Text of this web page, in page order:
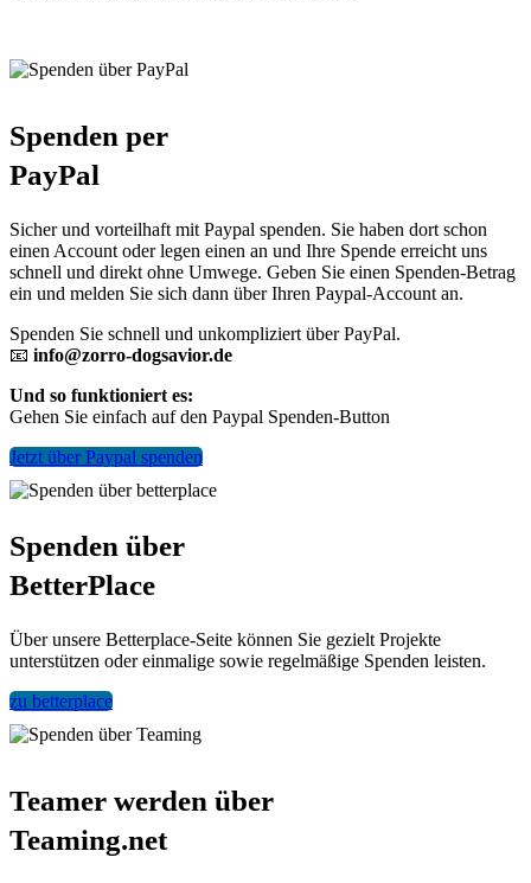
Spenden per
PayPal
Sicher und vorteilhaft mit Paypal spenden. Sie haben dort schon
einen Account oder legen einen an und Ihre Spende erreicht uns
schnell und direkt ohne Umwege. Geben Sie einen Spenden-Betrag
ein und melden Sie sich dann über Ihren Paypal-Account an.
Spenden Sie schnell und unkompliziert über PayPal.
📧 info@zorro-dogsavior.de
Und so funktioniert es:
Gehen Sie einfach auf den Paypal Spenden-Button
Jetzt über Paypal spenden
Spenden über
BetterPlace
Über unsere Betterplace-Seite können Sie gezielt Projekte
unterstützen oder einmalige sowie regelmäßige Spenden leisten.
zu betterplace
Teamer werden über
Teaming.net